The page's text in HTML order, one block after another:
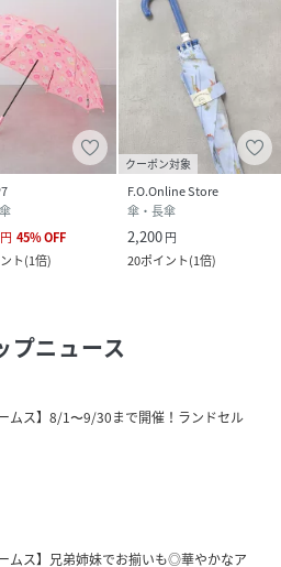
円 45%OFF
ト(1倍)
クーポン対象
F.O.Online Store
傘・長傘
2,200円
20ポイント(1倍)
プニュース
ームス】8/1〜9/30まで開催！ランドセル
ームス】兄弟姉妹でお揃いも◎華やかなア